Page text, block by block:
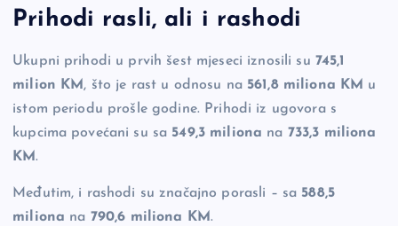
Prihodi rasli, ali i rashodi
Ukupni prihodi u prvih šest mjeseci iznosili su 745,1
milion KM , što je rast u odnosu na 561,8 miliona KM u
istom periodu prošle godine. Prihodi iz ugovora s
kupcima povećani su sa 549,3 miliona na 733,3 miliona
KM.
Međutim, i rashodi su značajno porasli – sa 588,5
miliona na 790,6 miliona KM.